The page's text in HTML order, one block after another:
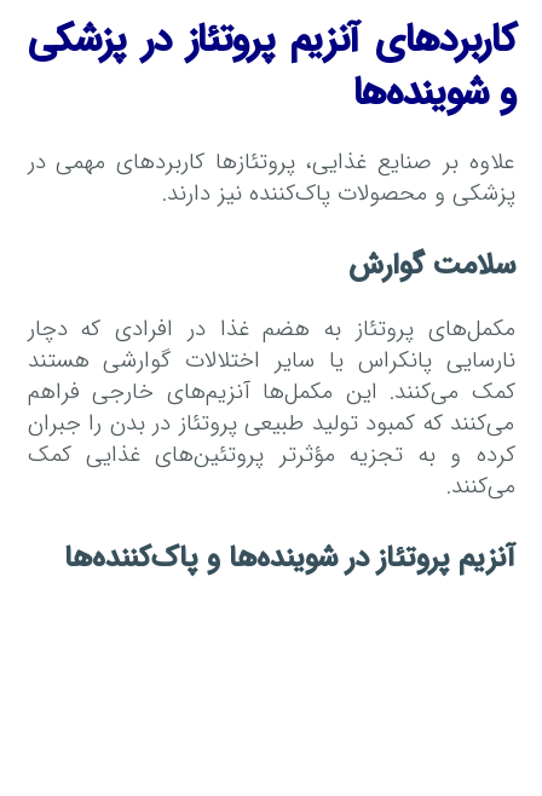
کاربردهای آنزیم پروتئاز در پزشکی
و شوینده‌ها
علاوه بر صنایع غذایی، پروتئازها کاربردهای مهمی در
پزشکی و محصولات پاک‌کننده نیز دارند.
سلامت گوارش
مکمل‌های پروتئاز به هضم غذا در افرادی که دچار
نارسایی پانکراس یا سایر اختلالات گوارشی هستند
کمک می‌کنند. این مکمل‌ها آنزیم‌های خارجی فراهم
می‌کنند که کمبود تولید طبیعی پروتئاز در بدن را جبران
کرده و به تجزیه مؤثرتر پروتئین‌های غذایی کمک
می‌کنند.
آنزیم پروتئاز در شوینده‌ها و پاک‌کننده‌ها